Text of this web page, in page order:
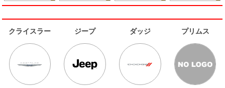
クライスラー ジープ ダッジ プリムス